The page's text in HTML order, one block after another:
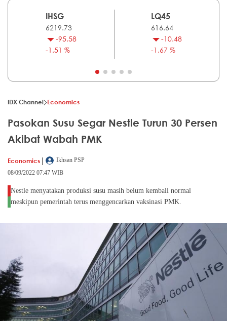
IHSG
6219.73
-95.58
-1.51 %
LQ45
616.64
-10.48
-1.67 %
IDX Channel Economics
Pasokan Susu Segar Nestle Turun 30 Persen
Akibat Wabah PMK
Economics |
Ikhsan PSP
08/09/2022 07:47 WIB
Nestle menyatakan produksi susu masih belum kembali normal
meskipun pemerintah terus menggencarkan vaksinasi PMK.